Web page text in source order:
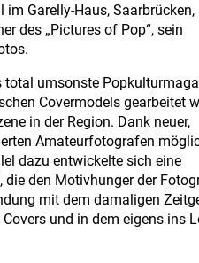
Garelly-Haus, Saarbrücken,
des „Pictures of Pop“, sein
total umsonste
Covermodels gearbeitet
in der Region. Dank neuer,
Amateurfotografen
dazu entwickelte sich eine
den Motivhunger der
mit dem damaligen
und in dem eigens ins